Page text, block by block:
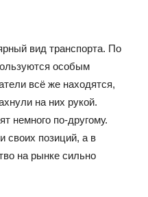
вид транспорта. По
особым
всё же находятся,
на них рукой.
немного по-другому.
своих позиций, а в
на рынке сильно